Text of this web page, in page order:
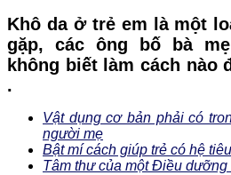
Khô da ở trẻ em là một
gặp, các ông bố bà
không biết làm cách nào
.
Vật dụng cơ bản phải có
người mẹ
Bật mí cách giúp trẻ có hệ
Tâm thư của một Điều